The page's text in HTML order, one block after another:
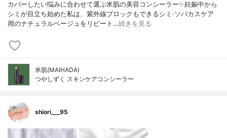
カバーしたい悩みに合わせて選ぶ米肌の美容コンシーラー✨妊娠中から
シミが目立ち始めた私は、紫外線ブロックもできるシミ·ソバカスケア
用のナチュラルベージュをリピート…続きを見る
米肌(MAIHADA)
つやしずく スキンケアコンシーラー
shiori___95